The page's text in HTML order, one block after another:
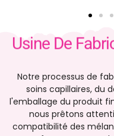
Usine De
Notre processus de
soins capillaires, du
l'emballage du produit
nous prêtons
compatibilité des